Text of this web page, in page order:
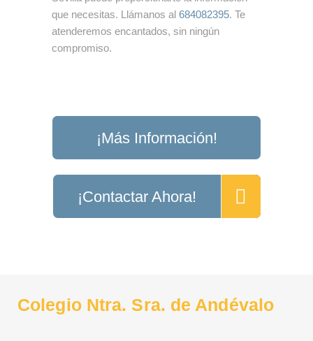
que necesitas. Llámanos al 684082395. Te
atenderemos encantados, sin ningún
compromiso.
¡Más Información!
¡Contactar Ahora!
Colegio Ntra. Sra. de Andévalo